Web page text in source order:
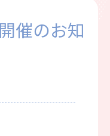
催のお知